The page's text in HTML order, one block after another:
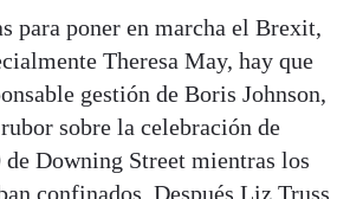
para poner en marcha el Brexit,
Theresa May, hay que
gestión de Boris Johnson,
sobre la celebración de
de Downing Street mientras los
confinados. Después Liz Truss,